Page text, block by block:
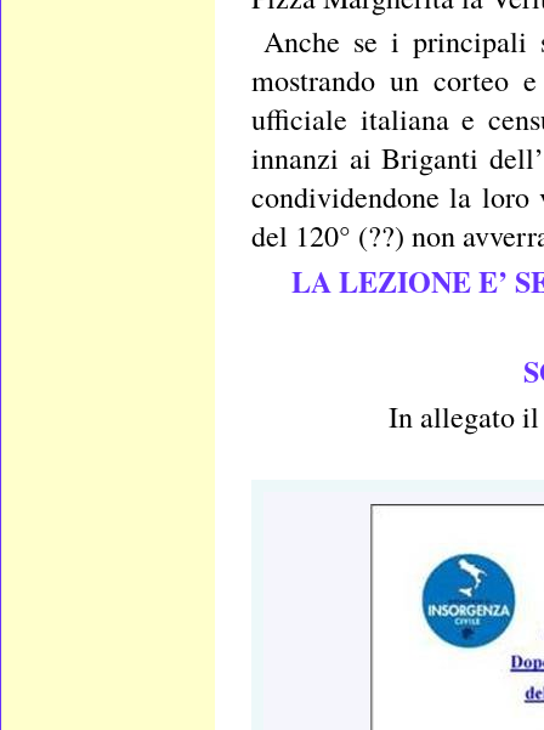
Anche se i principali
mostrando un corteo
ufficiale italiana e
innanzi ai Briganti
condividendone la
del 120° (??) non
LA LEZIONE E’
In allegato il